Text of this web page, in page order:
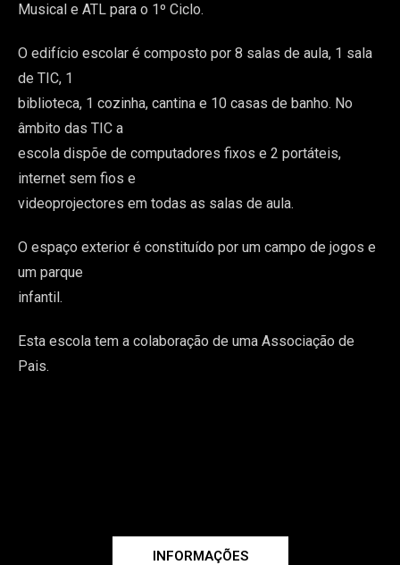
Musical e ATL para o 1º Ciclo.
O edifício escolar é composto por 8 salas de aula, 1 sala
de TIC, 1
biblioteca, 1 cozinha, cantina e 10 casas de banho. No
âmbito das TIC a
escola dispõe de computadores fixos e 2 portáteis,
internet sem fios e
videoprojectores em todas as salas de aula.
O espaço exterior é constituído por um campo de jogos e
um parque
infantil.
Esta escola tem a colaboração de uma Associação de
Pais.
INFORMAÇÕES